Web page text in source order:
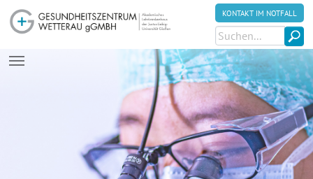
Zum Hauptinhalt springen
KONTAKT IM NOTFALL